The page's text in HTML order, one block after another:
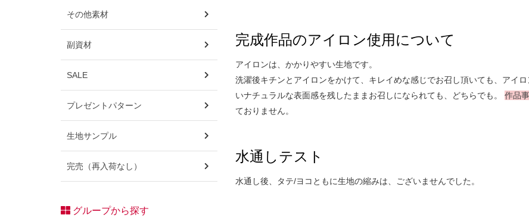
完成作品のアイロン使用について
アイロンは、かかりやすい生地です。
洗濯後キチンとアイロンをかけて、キレイめな感じでお召し頂いても、アイ
いナチュラルな表面感を残したままお召しになられても、どちらでも。 作品
ておりません。
水通しテスト
水通し後、タテ/ヨコともに生地の縮みは、ございませんでした。
その他素材
副資材
SALE
プレゼントパターン
生地サンプル
完売（再入荷なし）
グループから探す